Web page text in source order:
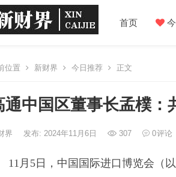
首页
位置 新财界 今日推荐 正文
通中国区董事长孟樸：
界 发布: 2024年11月6日 307 0评论
11月5日，中国国际进口博览会（